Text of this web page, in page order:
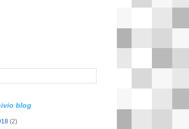
blog
(2)